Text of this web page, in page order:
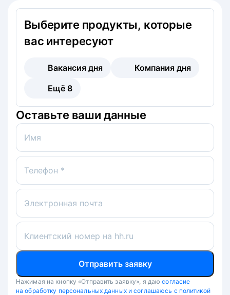
Выберите продукты, которые
вас интересуют
Вакансия дня
Компания дня
Ещё 8
Оставьте ваши данные
Имя
Телефон *
Электронная почта
Клиентский номер на hh.ru
Отправить заявку
Нажимая на кнопку «Отправить заявку», я даю согласие
на обработку персональных данных и соглашаюсь с политикой